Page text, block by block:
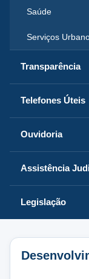
Saúde
Serviços
Transparência
Telefones Úteis
Ouvidoria
Assistência
Legislação